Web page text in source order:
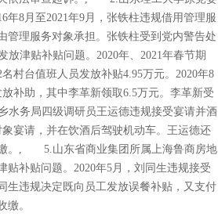
8月至2021年9月，张铁柱违规借用管理服
管理服务对象承担。张铁柱受到党内警告处
放津贴补贴问题。2020年、2021年春节期
村台值班人员发放补贴4.95万元。2020年8
补助，其中李革新领取6.5万元。李革新受
务局四级调研员王运德违规接受宴请并酒
宴请，并在饮酒后驾驶机动车。王运德还
缴。, 5.山东省商业集团所属上海鲁商房地
补贴问题。2020年5月，刘同生违规接受
生违规决定既向员工发放误餐补贴，又支付
缴。